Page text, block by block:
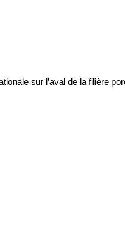
sur l’aval de la filière